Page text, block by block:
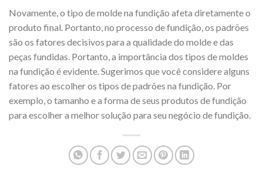
Novamente, o tipo de molde na fundição afeta diretamente o
produto final. Portanto, no processo de fundição, os padrões
são os fatores decisivos para a qualidade do molde e das
peças fundidas. Portanto, a importância dos tipos de moldes
na fundição é evidente. Sugerimos que você considere alguns
fatores ao escolher os tipos de padrões na fundição. Por
exemplo, o tamanho e a forma de seus produtos de fundição
para escolher a melhor solução para seu negócio de fundição.